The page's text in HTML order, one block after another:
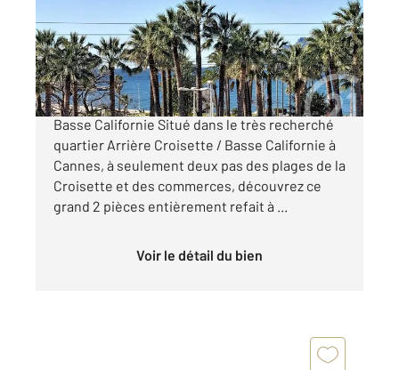
Appartement F2 à vendre
430 000 €
À VENDRE Cannes, quartier Arrière Croisette /
Basse Californie Situé dans le très recherché
quartier Arrière Croisette / Basse Californie à
Cannes, à seulement deux pas des plages de la
Croisette et des commerces, découvrez ce
grand 2 pièces entièrement refait à ...
Voir le détail du bien